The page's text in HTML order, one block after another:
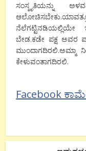
ಸಂಸ್ಕೃತಿಯನ್ನು
ನೆಲೆಗಟ್ಟಿನಡಿಯಲ್ಲಿಯೇ
ಬೇಡ.ಕಡೇ ಪಕ್ಷ ಅವರ
ಮುಂದಾಗದಿರಲಿ.ಅಮ್ಮಾ
ಕೇಳುವಂತಾಗದಿರಲಿ.
Facebook